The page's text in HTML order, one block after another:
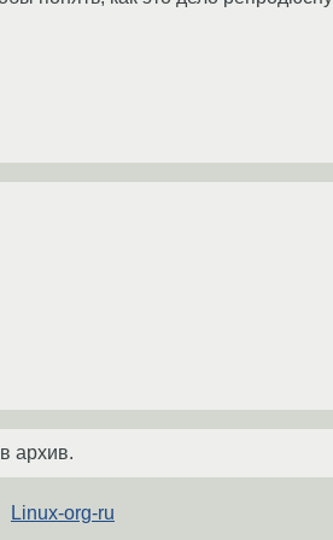
архив.
Linux-org-ru